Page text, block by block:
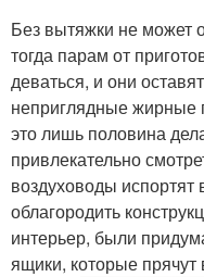
Без вытяжки не может
тогда парам от
деваться, и они
неприглядные жирные
это лишь половина
привлекательно
воздуховоды
облагородить
интерьер, были
ящики, которые